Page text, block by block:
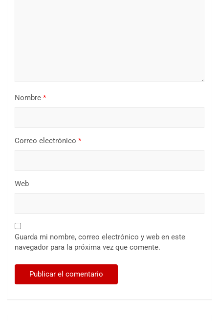
Nombre *
Correo electrónico *
Web
Guarda mi nombre, correo electrónico y web en este
navegador para la próxima vez que comente.